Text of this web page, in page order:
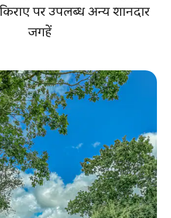
पर उपलब्ध अन्य शानदार
जगहें